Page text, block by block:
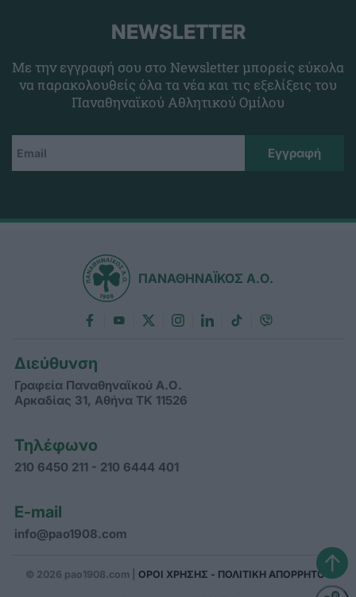
NEWSLETTER
Με την εγγραφή σου στο Newsletter μπορείς εύκολα
να παρακολουθείς όλα τα νέα και τις εξελίξεις του
Παναθηναϊκού Αθλητικού Ομίλου
ΠΑΝΑΘΗΝΑΪΚΟΣ Α.Ο.
Διεύθυνση
Γραφεία Παναθηναϊκού Α.Ο.
Αρκαδίας 31, Αθήνα ΤΚ 11526
Τηλέφωνο
210 6450 211 - 210 6444 401
E-mail
info@pao1908.com
© 2026 pao1908.com | ΟΡΟΙ ΧΡΗΣΗΣ - ΠΟΛΙΤΙΚΗ ΑΠΟΡΡΗΤΟΥ↑